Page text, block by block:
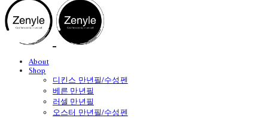
About
Shop
디킨스 만년필/수성펜
베른 만년필
러셀 만년필
오스터 만년필/수성펜